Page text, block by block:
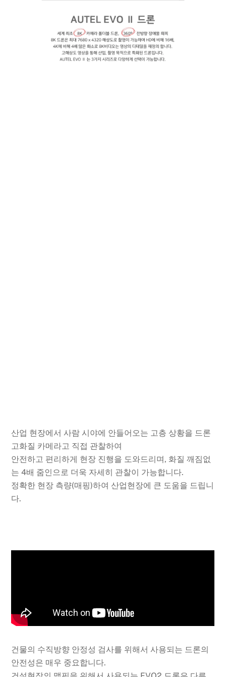
산업 현장에서 사람 시야에 안들어오는 고층 상황을 드론
고화질 카메라고 직접 관찰하여
안전하고 편리하게 현장 진행을 도와드리며, 화질 깨짐없
는 4배 줌인으로 더욱 자세히 관찰이 가능합니다.
정확한 현장 측량(매핑)하여 산업현장에 큰 도움을 드립니
다.
건물의 수직방향 안정성 검사를 위해서 사용되는 드론의
안전성은 매우 중요합니다.